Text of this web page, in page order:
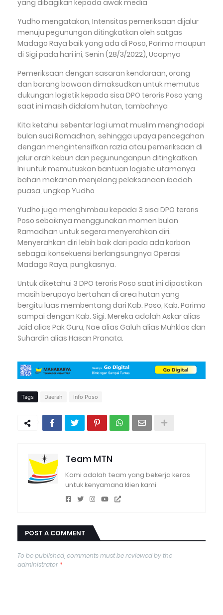
yang dibagikan kepada awak media
Yudho mengatakan, Intensitas pemeriksaan dijalur
menuju pegunungan ditingkatkan oleh satgas
Madago Raya baik yang ada di Poso, Parimo maupun
di Sigi pada hari ini, Senin (28/3/2022), Ucapnya
Pemeriksaan dengan sasaran kendaraan, orang
dan barang bawaan dimaksudkan untuk memutus
dukungan logistik kepada sisa DPO teroris Poso yang
saat ini masih didalam hutan, tambahnya
Kita ketahui sebentar lagi umat muslim menghadapi
bulan suci Ramadhan, sehingga upaya pencegahan
dengan mengintensifkan razia atau pemeriksaan di
jalur arah kebun dan pegununganpun ditingkatkan.
Ini untuk memutuskan bantuan logistic utamanya
bahan makanan menjelang pelaksanaan ibadah
puasa, ungkap Yudho
Yudho juga menghimbau kepada 3 sisa DPO teroris
Poso sebaiknya menggunakan momen bulan
Ramadhan untuk segera menyerahkan diri.
Menyerahkan diri lebih baik dari pada ada korban
sebagai konsekuensi berlangsungnya Operasi
Madago Raya, pungkasnya.
Untuk diketahui 3 DPO teroris Poso saat ini dipastikan
masih berupaya bertahan di area hutan yang
bergitu luas membentang dari Kab. Poso, Kab. Parimo
sampai dengan Kab. Sigi. Mereka adalah Askar alias
Jaid alias Pak Guru, Nae alias Galuh alias Muhklas dan
Suhardin alias Hasan Pranata.
Tags Daerah Info Poso
Team MTN
Kami adalah team yang bekerja keras
untuk kenyamana klien kami
POST A COMMENT
To be published, comments must be reviewed by the
administrator*